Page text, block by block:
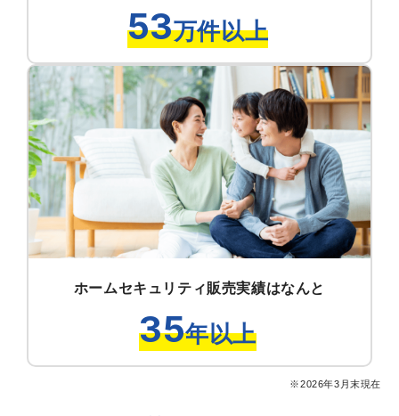
53万件以上
※2026年3月末現在
ホームセキュリティ販売実績はなんと
35年以上